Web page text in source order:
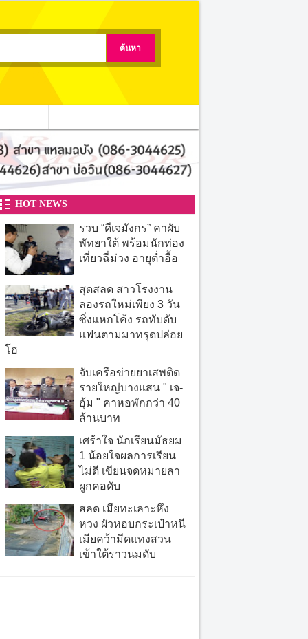
HOT NEWS
รวบ “ดีเจมังกร” คาผับ
พัทยาใต้ พร้อมนักท่อง
เที่ยวฉี่ม่วง อายุต่ำอื้อ
สุดสลด สาวโรงงาน
ลองรถใหม่เพียง 3 วัน
ซิ่งแหกโค้ง รถทับดับ
แฟนตามมาทรุดปล่อย
โฮ
จับเครือข่ายยาเสพติด
รายใหญ่บางแสน " เจ-
อุ้ม " คาหอพักกว่า 40
ล้านบาท
เศร้าใจ นักเรียนมัธยม
1 น้อยใจผลการเรียน
ไม่ดี เขียนจดหมายลา
ผูกคอดับ
สลด เมียทะเลาะหึง
หวง ผัวหอบกระเป๋าหนี
เมียคว้ามีดแทงสวน
เข้าใต้ราวนมดับ